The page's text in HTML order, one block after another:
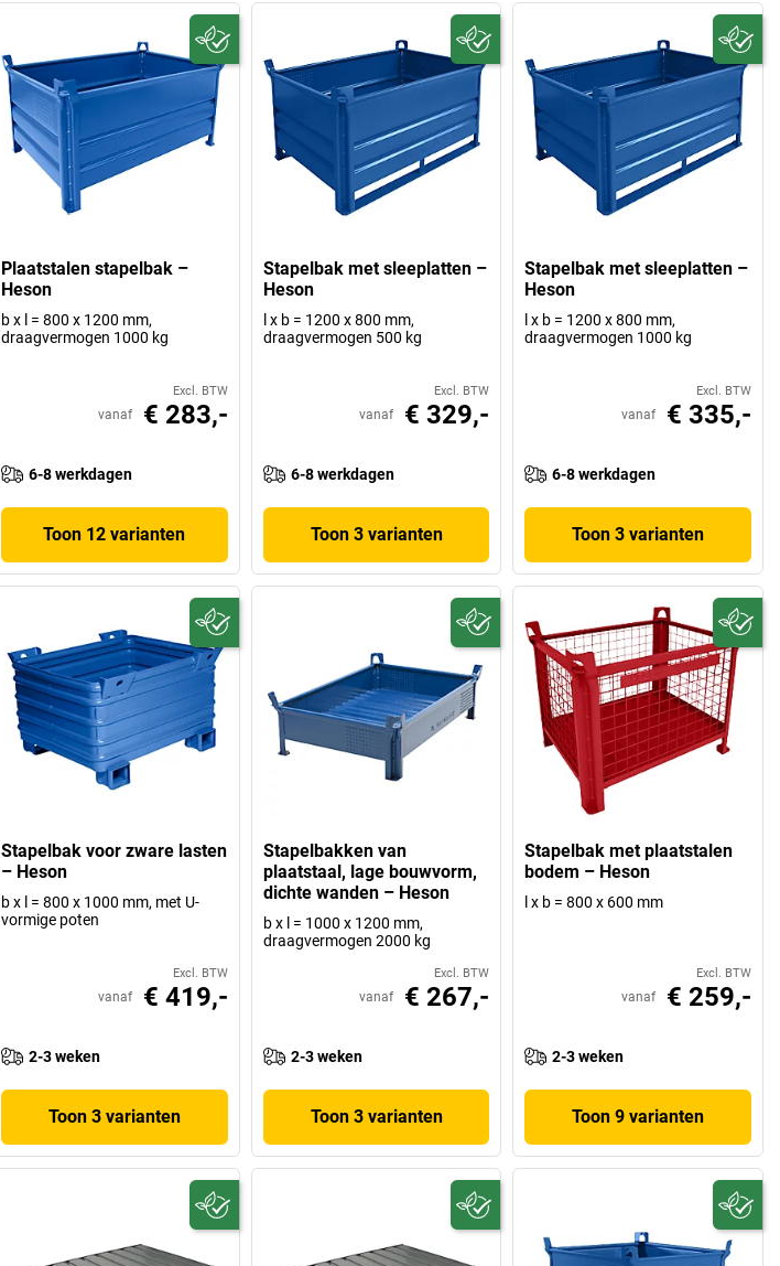
Plaatstalen stapelbak –
Heson
b x l = 800 x 1200 mm,
draagvermogen 1000 kg
Excl. BTW
vanaf € 283,-
6-8 werkdagen
Toon 12 varianten
Stapelbak met sleeplatten –
Heson
l x b = 1200 x 800 mm,
draagvermogen 500 kg
Excl. BTW
vanaf € 329,-
6-8 werkdagen
Toon 3 varianten
Stapelbak met sleeplatten –
Heson
l x b = 1200 x 800 mm,
draagvermogen 1000 kg
Excl. BTW
vanaf € 335,-
6-8 werkdagen
Toon 3 varianten
Stapelbak voor zware lasten
– Heson
b x l = 800 x 1000 mm, met U-
vormige poten
Excl. BTW
vanaf € 419,-
2-3 weken
Toon 3 varianten
Stapelbakken van
plaatstaal, lage bouwvorm,
dichte wanden – Heson
b x l = 1000 x 1200 mm,
draagvermogen 2000 kg
Excl. BTW
vanaf € 267,-
2-3 weken
Toon 3 varianten
Stapelbak met plaatstalen
bodem – Heson
l x b = 800 x 600 mm
Excl. BTW
vanaf € 259,-
2-3 weken
Toon 9 varianten